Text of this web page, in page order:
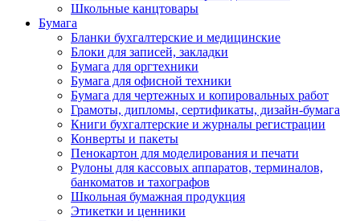
Школьные канцтовары
Бумага
Бланки бухгалтерские и медицинские
Блоки для записей, закладки
Бумага для оргтехники
Бумага для офисной техники
Бумага для чертежных и копировальных работ
Грамоты, дипломы, сертификаты, дизайн-бумага
Книги бухгалтерские и журналы регистрации
Конверты и пакеты
Пенокартон для моделирования и печати
Рулоны для кассовых аппаратов, терминалов,
банкоматов и тахографов
Школьная бумажная продукция
Этикетки и ценники